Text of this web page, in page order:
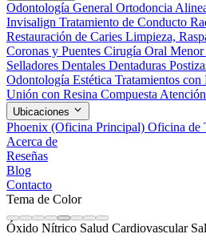
Odontología General Ortodoncia
Invisalign Tratamiento de Conducto
Restauración de Caries Limpieza,
Coronas y Puentes Cirugía Oral Menor
Selladores Dentales Dentaduras
Odontología Estética Tratamientos con
Unión con Resina Compuesta
Ubicaciones
Phoenix (Oficina Principal) Oficina de
Acerca de
Reseñas
Blog
Contacto
Tema de Color
Óxido Nítrico Salud Cardiovascular